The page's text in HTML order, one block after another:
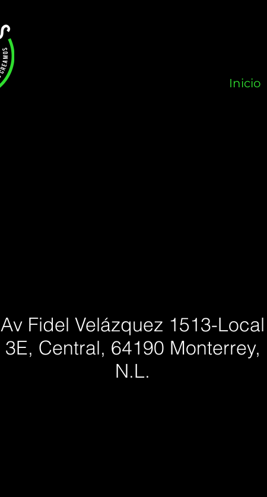
Inicio
Av Fidel Velázquez 1513-Local
3E, Central, 64190 Monterrey,
N.L.